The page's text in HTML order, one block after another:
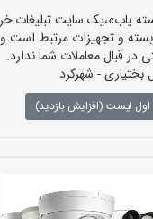
یاب»،یک سایت تبلیغات
و تجهیزات مرتبط است
در قبال معاملات شما ندارد.
بختیاری - شهرکرد
اول لیست (افزایش بازدید)